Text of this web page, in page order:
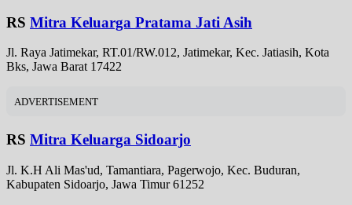
RS Mitra Keluarga Pratama Jati Asih
Jl. Raya Jatimekar, RT.01/RW.012, Jatimekar, Kec. Jatiasih, Kota
Bks, Jawa Barat 17422
ADVERTISEMENT
RS Mitra Keluarga Sidoarjo
Jl. K.H Ali Mas'ud, Tamantiara, Pagerwojo, Kec. Buduran,
Kabupaten Sidoarjo, Jawa Timur 61252